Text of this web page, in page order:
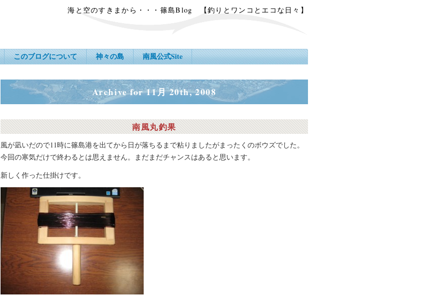
海と空のすきまから・・・篠島Blog 【釣りとワンコとエコな日々】
このブログについて 神々の島 南風公式Site
Archive for 11月 20th, 2008
南風丸釣果
風が凪いだので11時に篠島港を出てから日が落ちるまで粘りましたがまったくのボウズでした。
今回の寒気だけで終わるとは思えません。まだまだチャンスはあると思います。
新しく作った仕掛けです。